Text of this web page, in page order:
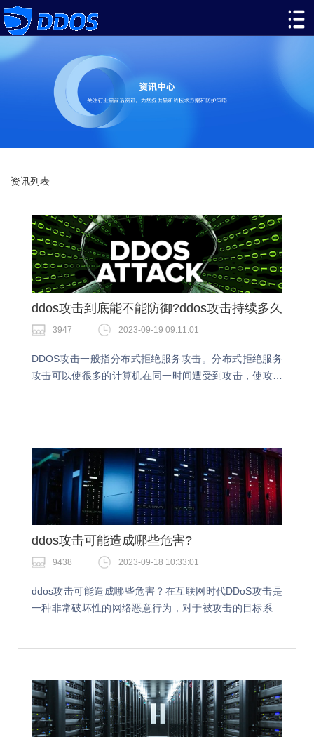
资讯列表
ddos攻击到底能不能防御?ddos攻击持续多久
3947 2023-09-19 09:11:01
DDOS攻击一般指分布式拒绝服务攻击。分布式拒绝服务
攻击可以使很多的计算机在同一时间遭受到攻击，使攻击
ddos攻击可能造成哪些危害?
9438 2023-09-18 10:33:01
ddos攻击可能造成哪些危害？在互联网时代DDoS攻击是
一种非常破坏性的网络恶意行为，对于被攻击的目标系统